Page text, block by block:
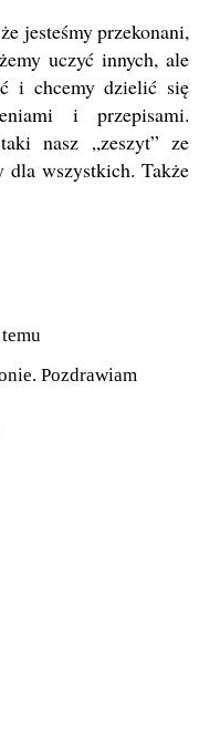
jesteśmy przekonani,
uczyć innych, ale
i chcemy dzielić się
i przepisami.
nasz „zeszyt” ze
dla wszystkich. Także